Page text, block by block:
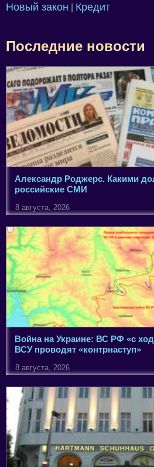
Новый закон Кредит
Последние новости
Александр Роджерс. Какими
российские СМИ
8 августа, 2026
Война на Украине: ВС РФ «с
ВСУ проводят «контрнаступ»
8 августа, 2026